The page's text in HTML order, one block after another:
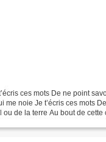
ces mots De ne point
me noie Je t’écris ces mots
de la terre Au bout de cette